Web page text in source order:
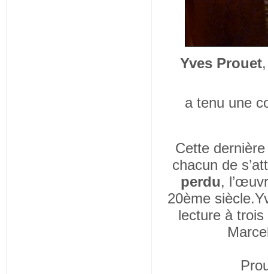
Yves Prouet
a tenu une
Cette
chacun de
perdu,
20ème
lecture à